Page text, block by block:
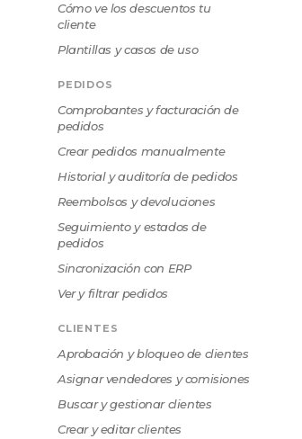
Cómo ve los descuentos tu
cliente
Plantillas y casos de uso
PEDIDOS
Comprobantes y facturación de
pedidos
Crear pedidos manualmente
Historial y auditoría de pedidos
Reembolsos y devoluciones
Seguimiento y estados de
pedidos
Sincronización con ERP
Ver y filtrar pedidos
CLIENTES
Aprobación y bloqueo de clientes
Asignar vendedores y comisiones
Buscar y gestionar clientes
Crear y editar clientes